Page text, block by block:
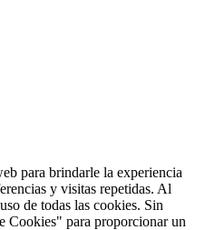
para brindarle la experiencia
y visitas repetidas. Al
de todas las cookies. Sin
Cookies" para proporcionar un